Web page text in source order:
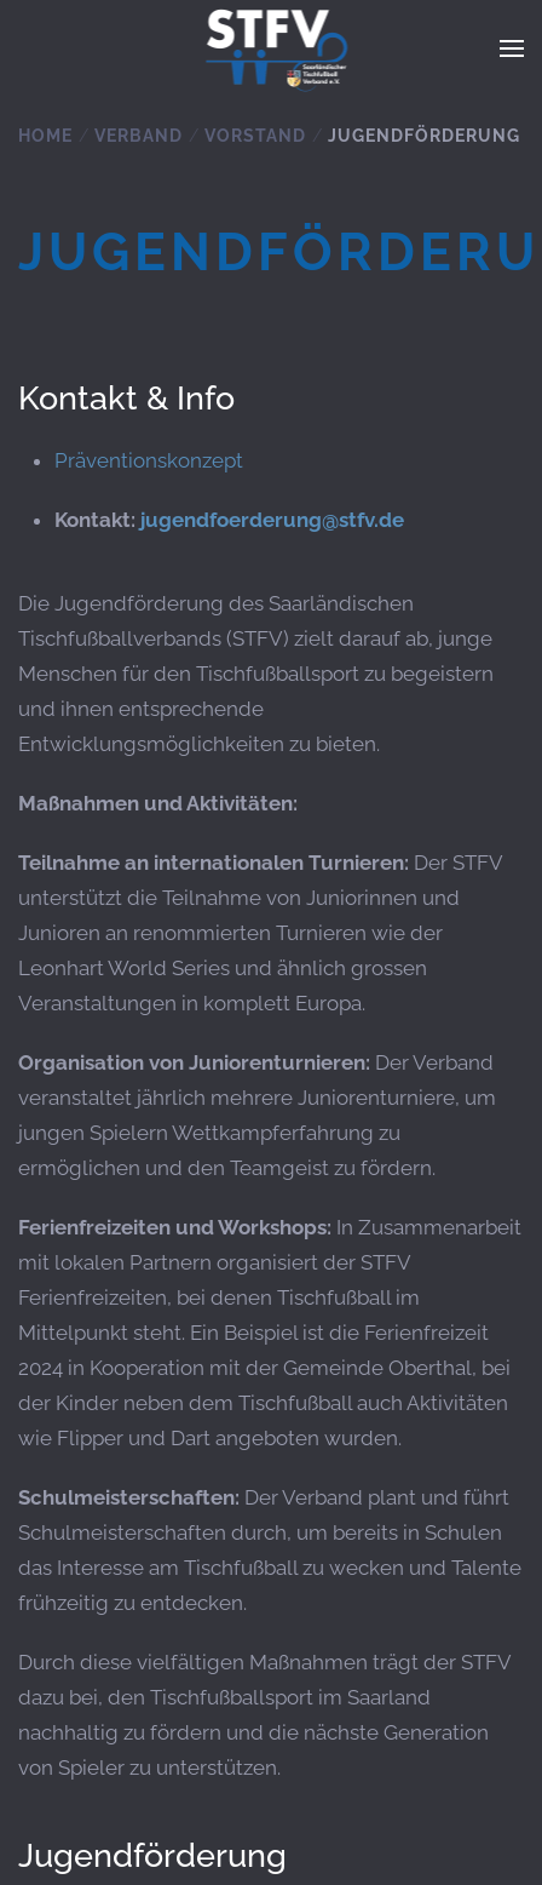
Zum Hauptinhalt springen
HOME VERBAND VORSTAND JUGENDFÖRDERUNG
Kontakt & Info
Präventionskonzept
Kontakt: jugendfoerderung@stfv.de
Die Jugendförderung des Saarländischen
Tischfußballverbands (STFV) zielt darauf ab, junge
Menschen für den Tischfußballsport zu begeistern
und ihnen entsprechende
Entwicklungsmöglichkeiten zu bieten.
Maßnahmen und Aktivitäten:
Teilnahme an internationalen Turnieren: Der STFV
unterstützt die Teilnahme von Juniorinnen und
Junioren an renommierten Turnieren wie der
Leonhart World Series und ähnlich grossen
Veranstaltungen in komplett Europa.
Organisation von Juniorenturnieren: Der Verband
veranstaltet jährlich mehrere Juniorenturniere, um
jungen Spielern Wettkampferfahrung zu
ermöglichen und den Teamgeist zu fördern.
Ferienfreizeiten und Workshops: In Zusammenarbeit
mit lokalen Partnern organisiert der STFV
Ferienfreizeiten, bei denen Tischfußball im
Mittelpunkt steht. Ein Beispiel ist die Ferienfreizeit
2024 in Kooperation mit der Gemeinde Oberthal, bei
der Kinder neben dem Tischfußball auch Aktivitäten
wie Flipper und Dart angeboten wurden.
Schulmeisterschaften: Der Verband plant und führt
Schulmeisterschaften durch, um bereits in Schulen
das Interesse am Tischfußball zu wecken und Talente
frühzeitig zu entdecken.
Durch diese vielfältigen Maßnahmen trägt der STFV
dazu bei, den Tischfußballsport im Saarland
nachhaltig zu fördern und die nächste Generation
von Spieler zu unterstützen.
Jugendförderung